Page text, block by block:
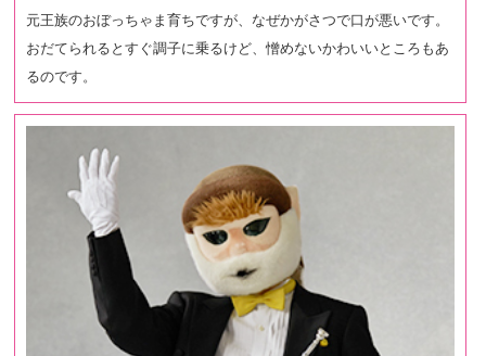
元王族のおぼっちゃま育ちですが、なぜかがさつで口が悪いです。
おだてられるとすぐ調子に乗るけど、憎めないかわいいところもあ
るのです。